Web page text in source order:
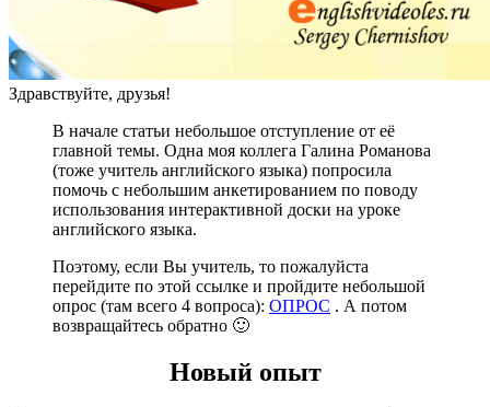
Здравствуйте, друзья!
В начале статьи небольшое отступление от её
главной темы. Одна моя коллега Галина Романова
(тоже учитель английского языка) попросила
помочь с небольшим анкетированием по поводу
использования интерактивной доски на уроке
английского языка.
Поэтому, если Вы учитель, то пожалуйста
перейдите по этой ссылке и пройдите небольшой
опрос (там всего 4 вопроса): ОПРОС . А потом
возвращайтесь обратно 🙂
Новый опыт